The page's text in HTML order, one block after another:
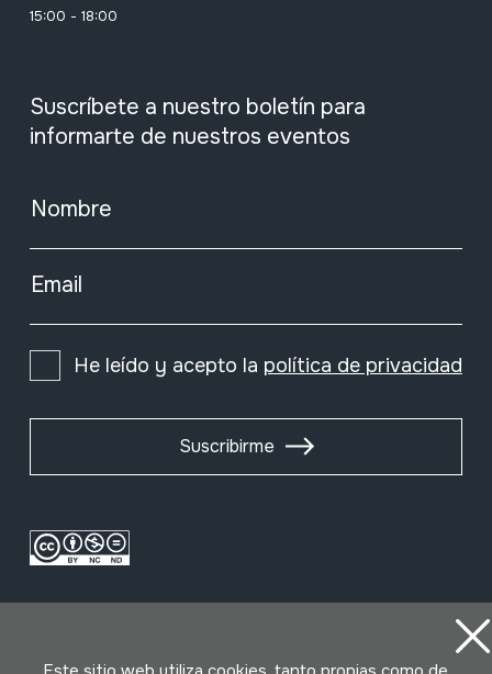
15:00 - 18:00
Suscríbete a nuestro boletín para
informarte de nuestros eventos
Nombre
Email
He leído y acepto la política de privacidad
Suscribirme